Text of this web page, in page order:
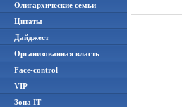
Олигархические семьи
Цитаты
Дайджест
Организованная власть
Face-control
VIP
Зона IT